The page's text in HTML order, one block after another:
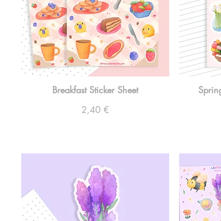
Breakfast Sticker Sheet
Preço
2,40 €